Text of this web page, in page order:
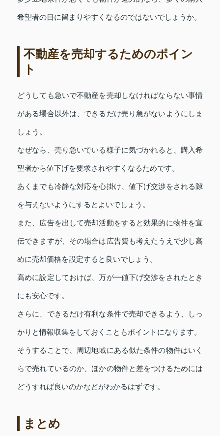
希望者の目に留まりやすくなるのではないでしょうか。
不動産を売却するためのポイン
ト
どうしても急いで不動産を売却しなければならない事情
がある場合以外は、できるだけ売り急がないようにしま
しょう。
なぜなら、売り急いでいる様子に気づかれると、購入希
望者から値下げを要求されやすくなるためです。
あくまでも冷静な対応を心掛け、値下げ交渉をされる隙
を与えないようにするとよいでしょう。
また、広告を出して売却活動をすると効果的に物件を宣
伝できますが、その場合は広告費も考えたうえで少し高
めに売却価格を設定すると良いでしょう。
高めに設定しておけば、万が一値下げ交渉をされたとき
にも安心です。
さらに、できるだけ有利な条件で売却できるよう、しっ
かりと情報収集をしておくこともポイントになります。
そうすることで、周辺地域にある似た条件の物件はいく
らで売れているのか、ほかの物件と差をつけるためには
どうすれば良いのかなどがわかるはずです。
まとめ